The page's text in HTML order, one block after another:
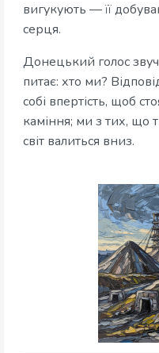
вигукують — її
серця.
Донецький голос
питає: хто ми?
собі впертість, щоб
каміння; ми з тих, що
світ валиться вниз.